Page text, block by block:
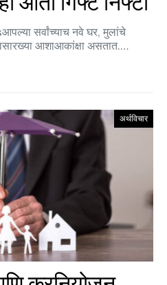
सर्वांच्याच नवे घर, मुलांचे
आशाआकांक्षा असतात.…
अर्थविचार